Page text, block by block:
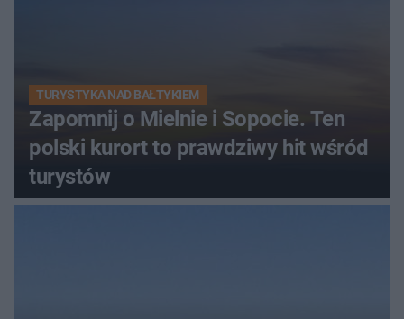
TURYSTYKA NAD BAŁTYKIEM
Zapomnij o Mielnie i Sopocie. Ten
polski kurort to prawdziwy hit wśród
turystów